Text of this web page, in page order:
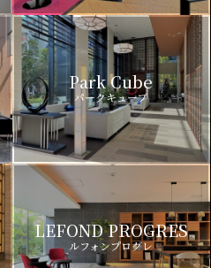
Park Cube
パークキューブ
LEFOND PROGRES
ルフォンプログレ